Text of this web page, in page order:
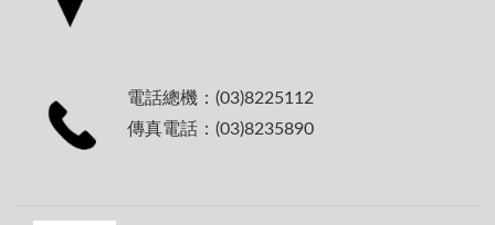
電話總機：(03)8225112
傳真電話：(03)8235890